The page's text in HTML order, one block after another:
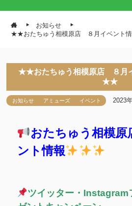
お知らせ
★★おたちゅう相模原店 ８月イベント
★★おたちゅう相模原店 ８月
★★
お知らせ アミューズ イベント 2023
おたちゅう相模
ント情報
ツイッター・Instagram